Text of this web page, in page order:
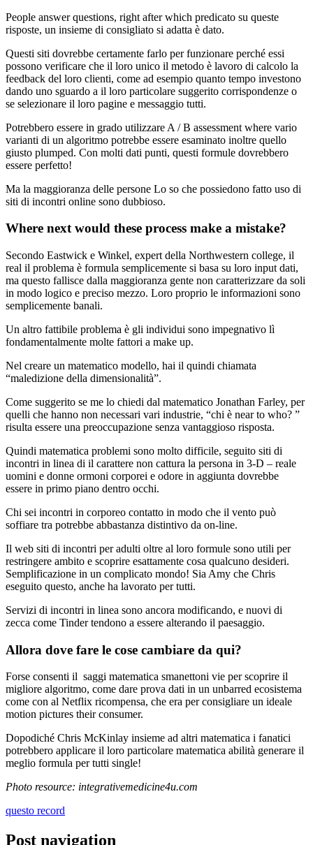
People answer questions, right after which predicato su queste
risposte, un insieme di consigliato si adatta è dato.
Questi siti dovrebbe certamente farlo per funzionare perché essi
possono verificare che il loro unico il metodo è lavoro di calcolo la
feedback del loro clienti, come ad esempio quanto tempo investono
dando uno sguardo a il loro particolare suggerito corrispondenze o
se selezionare il loro pagine e messaggio tutti.
Potrebbero essere in grado utilizzare A / B assessment where vario
varianti di un algoritmo potrebbe essere esaminato inoltre quello
giusto plumped. Con molti dati punti, questi formule dovrebbero
essere perfetto!
Ma la maggioranza delle persone Lo so che possiedono fatto uso di
siti di incontri online sono dubbioso.
Where next would these process make a mistake?
Secondo Eastwick e Winkel, expert della Northwestern college, il
real il problema è formula semplicemente si basa su loro input dati,
ma questo fallisce dalla maggioranza gente non caratterizzare da soli
in modo logico e preciso mezzo. Loro proprio le informazioni sono
semplicemente banali.
Un altro fattibile problema è gli individui sono impegnativo lì
fondamentalmente molte fattori a make up.
Nel creare un matematico modello, hai il quindi chiamata
“maledizione della dimensionalità”.
Come suggerito se me lo chiedi dal matematico Jonathan Farley, per
quelli che hanno non necessari vari industrie, “chi è near to who? ”
risulta essere una preoccupazione senza vantaggioso risposta.
Quindi matematica problemi sono molto difficile, seguito siti di
incontri in linea di il carattere non cattura la persona in 3-D – reale
uomini e donne ormoni corporei e odore in aggiunta dovrebbe
essere in primo piano dentro occhi.
Chi sei incontri in corporeo contatto in modo che il vento può
soffiare tra potrebbe abbastanza distintivo da on-line.
Il web siti di incontri per adulti oltre al loro formule sono utili per
restringere ambito e scoprire esattamente cosa qualcuno desideri.
Semplificazione in un complicato mondo! Sia Amy che Chris
eseguito questo, anche ha lavorato per tutti.
Servizi di incontri in linea sono ancora modificando, e nuovi di
zecca come Tinder tendono a essere alterando il paesaggio.
Allora dove fare le cose cambiare da qui?
Forse consenti il ​​ saggi matematica smanettoni vie per scoprire il
migliore algoritmo, come dare prova dati in un unbarred ecosistema
come con al Netflix ricompensa, che era per consigliare un ideale
motion pictures their consumer.
Dopodiché Chris McKinlay insieme ad altri matematica i fanatici
potrebbero applicare il loro particolare matematica abilità generare il
meglio formula per tutti single!
Photo resource: integrativemedicine4u.com
questo record
Post navigation